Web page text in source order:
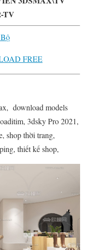
TV
FREE
download models
3dsky Pro 2021,
shop thời trang,
thiết kế shop,